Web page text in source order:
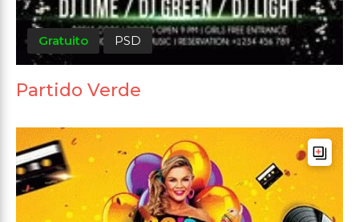
Gratuito PSD
Partido Verde